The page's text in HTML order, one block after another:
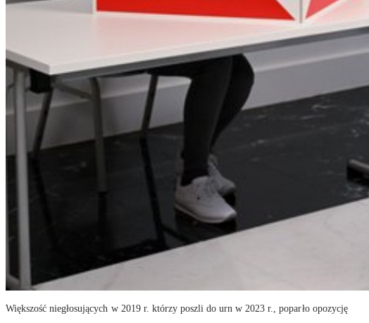
Większość niegłosujących w 2019 r. którzy poszli do urn w 2023 r., poparło opozycję